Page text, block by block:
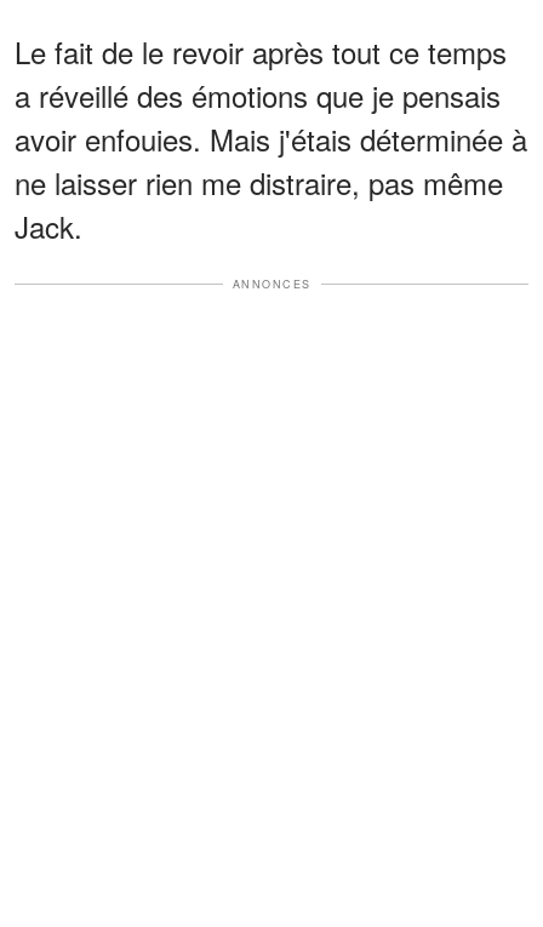
Le fait de le revoir après tout ce temps
a réveillé des émotions que je pensais
avoir enfouies. Mais j'étais déterminée à
ne laisser rien me distraire, pas même
Jack.
ANNONCES